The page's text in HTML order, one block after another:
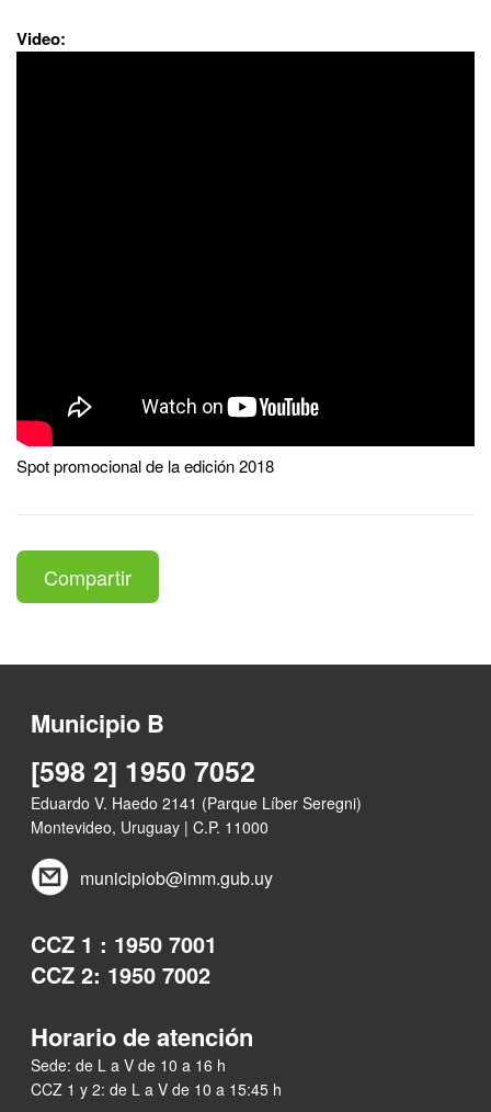
Video:
Spot promocional de la edición 2018
Compartir
Municipio B
[598 2] 1950 7052
Eduardo V. Haedo 2141 (Parque Líber Seregni)
Montevideo, Uruguay | C.P. 11000
municipiob@imm.gub.uy
CCZ 1 : 1950 7001
CCZ 2: 1950 7002
Horario de atención
Sede: de L a V de 10 a 16 h
CCZ 1 y 2: de L a V de 10 a 15:45 h